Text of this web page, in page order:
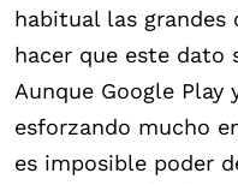
habitual las grandes
hacer que este dato
Aunque Google Play
esforzando mucho
es imposible poder